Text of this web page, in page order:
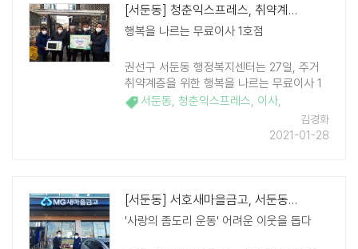
[서둔동] 청춘익스프레스, 취약계층 위한 '첫이사'완료
행복을 나르는 무료이사 1호점
권선구 서둔동 행정복지센터는 27일, 주거
취약계층을 위한 행복을 나르는 무료이사 1
호점을 완료했다. 서둔동 행정복지센터는 지
난 해 12월에 지역 내 포장이사 전문업체인
서둔동, 청춘익스프레스, 이사,
김경화
2021-01-28
[서둔동] 서호새마을금고, 서둔동에 설명절 맞아 '좀도리 쌀' 기부
'사랑의 좀도리 운동' 어려운 이웃을 돕다